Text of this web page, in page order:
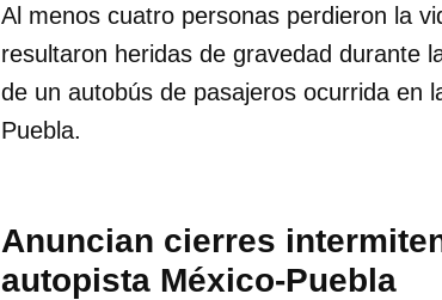
Al menos cuatro personas perdieron la
resultaron heridas de gravedad durante
de un autobús de pasajeros ocurrida en
Puebla.
Anuncian cierres
autopista México-Puebla